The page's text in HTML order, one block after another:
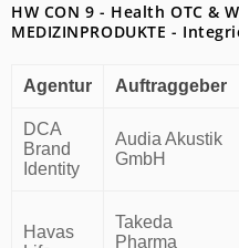
HW CON 9 - Health OTC &
MEDIZINPRODUKTE -
Agentur Auftraggeber
DCA
Brand
Identity
Audia Akustik
GmbH
Havas
Takeda
Pharma